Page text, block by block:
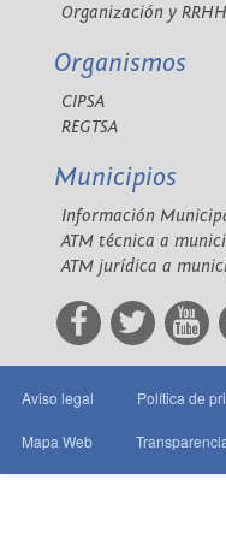
Organización y RRHH
Organismos
CIPSA
REGTSA
Municipios
Información
ATM técnica a
ATM jurídica a
Aviso legal Política de
Mapa Web